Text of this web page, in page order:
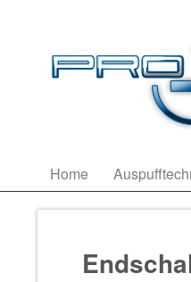
Home